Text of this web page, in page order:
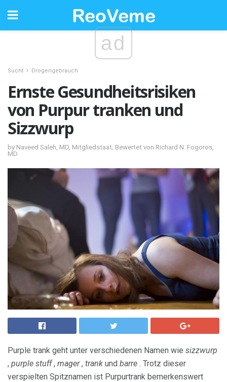
ad
Sucht Drogengebrauch
Ernste Gesundheitsrisiken
von Purpur tranken und
Sizzwurp
by Naveed Saleh, MD, Mitgliedstaat; Bewertet von Richard N. Fogoros,
MD
Purple trank geht unter verschiedenen Namen wie sizzwurp
, purple stuff, mager, trank und barre . Trotz dieser
verspielten Spitznamen ist Purpurtrank bemerkenswert